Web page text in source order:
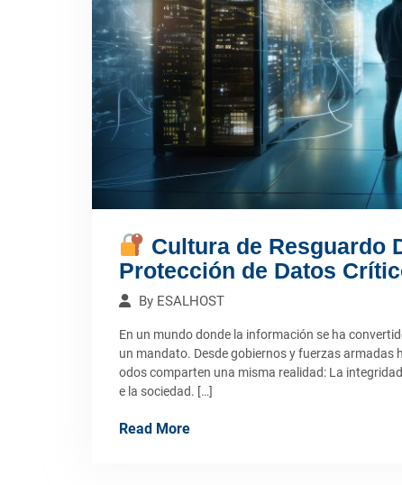
Cultura de Resguardo
Protección de Datos
By ESALHOST
En un mundo donde la información se ha
un mandato. Desde gobiernos y fuerzas
odos comparten una misma realidad: La
e la sociedad. […]
Read More